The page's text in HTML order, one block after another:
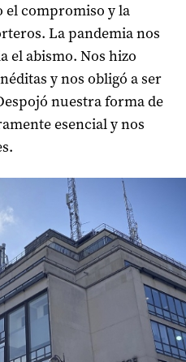
el compromiso y la
La pandemia nos
el abismo. Nos hizo
y nos obligó a ser
nuestra forma de
esencial y nos